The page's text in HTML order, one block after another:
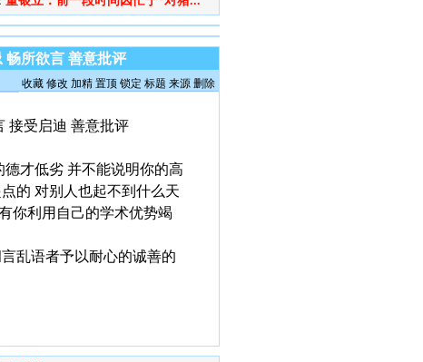
畅所欲言 善意批评
收藏 修改 加精 置顶 锁定 标题 来源 删除
接受启迪 善意批评
才低劣 并不能说明你的高
的 对别人也起不到什么天
你利用自己的学术优势竭
乱语者予以耐心的诚善的